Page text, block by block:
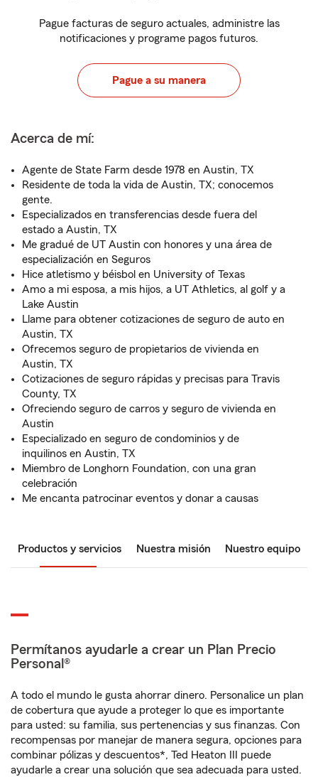
Pague facturas de seguro actuales, administre las
notificaciones y programe pagos futuros.
Pague a su manera
Acerca de mí:
Agente de State Farm desde 1978 en Austin, TX
Residente de toda la vida de Austin, TX; conocemos
gente.
Especializados en transferencias desde fuera del
estado a Austin, TX
Me gradué de UT Austin con honores y una área de
especialización en Seguros
Hice atletismo y béisbol en University of Texas
Amo a mi esposa, a mis hijos, a UT Athletics, al golf y a
Lake Austin
Llame para obtener cotizaciones de seguro de auto en
Austin, TX
Ofrecemos seguro de propietarios de vivienda en
Austin, TX
Cotizaciones de seguro rápidas y precisas para Travis
County, TX
Ofreciendo seguro de carros y seguro de vivienda en
Austin
Especializado en seguro de condominios y de
inquilinos en Austin, TX
Miembro de Longhorn Foundation, con una gran
celebración
Me encanta patrocinar eventos y donar a causas
Productos y servicios Nuestra misión Nuestro equipo
Permítanos ayudarle a crear un Plan Precio
Personal®
A todo el mundo le gusta ahorrar dinero. Personalice un plan
de cobertura que ayude a proteger lo que es importante
para usted: su familia, sus pertenencias y sus finanzas. Con
recompensas por manejar de manera segura, opciones para
combinar pólizas y descuentos*, Ted Heaton III puede
ayudarle a crear una solución que sea adecuada para usted.